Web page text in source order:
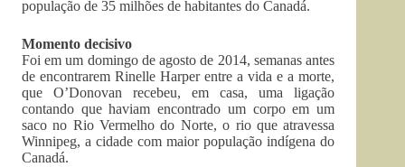
população de 35 milhões de habitantes do Canadá.
Momento decisivo
Foi em um domingo de agosto de 2014, semanas antes
de encontrarem Rinelle Harper entre a vida e a morte,
que O’Donovan recebeu, em casa, uma ligação
contando que haviam encontrado um corpo em um
saco no Rio Vermelho do Norte, o rio que atravessa
Winnipeg, a cidade com maior população indígena do
Canadá.